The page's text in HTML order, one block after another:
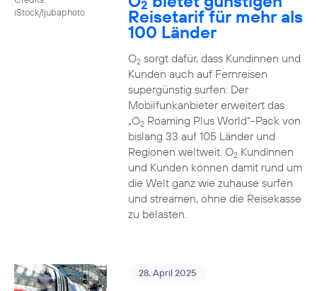
iStock/ljubaphoto
2
Reisetarif für mehr als
100 Länder
O2sorgt dafür, dass Kundinnen und
Kunden auch auf Fernreisen
supergünstig surfen: Der
Mobilfunkanbieter erweitert das
„O2Roaming Plus World“-Pack von
bislang 33 auf 105 Länder und
Regionen weltweit. O2Kundinnen
und Kunden können damit rund um
die Welt ganz wie zuhause surfen
und streamen, ohne die Reisekasse
zu belasten.
28. April 2025